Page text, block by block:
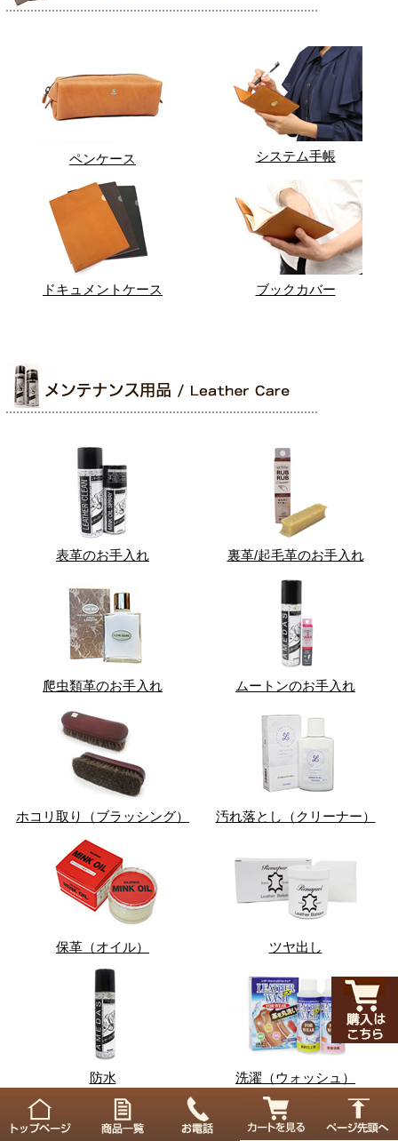
ペンケース システム手帳
ドキュメントケース ブックカバー
表革のお手入れ 裏革/起毛革のお手入れ
爬虫類革のお手入れ ムートンのお手入れ
ホコリ取り（ブラッシング） 汚れ落とし（クリーナー）
保革（オイル） ツヤ出し
防水 洗濯（ウォッシュ）